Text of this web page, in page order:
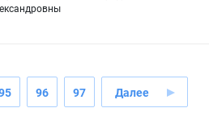
96 97 Далее